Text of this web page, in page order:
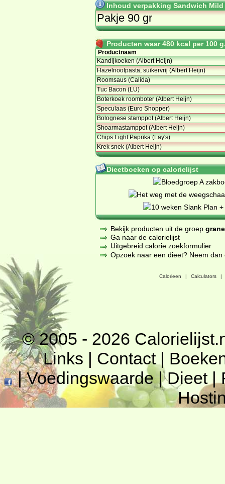
Inhoud verpakking Sandwich Mild
Pakje 90 gr
Producten waar 480 kcal per 100
Productnaam
Kandijkoeken (Albert Heijn)
Hazelnootpasta, suikervrij (Albert Heijn)
Roomsaus (Calida)
Tuc Bacon (LU)
Boterkoek roomboter (Albert Heijn)
Speculaas (Euro Shopper)
Bolognese stamppot (Albert Heijn)
Shoarmastamppot (Albert Heijn)
Chips Light Paprika (Lay's)
Krek snek (Albert Heijn)
Dieetboeken op calorielijst
Bekijk producten uit de groep
Ga naar de calorielijst
Uitgebreid calorie zoekformulier
Opzoek naar een dieet? Neem
Calorieen | Calculators |
© 2005 - 2026
Links | Contact|
|Voedingswaarde|Dieet|